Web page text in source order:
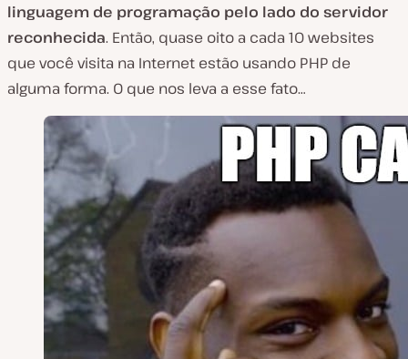
linguagem de programação pelo lado do servidor
reconhecida. Então, quase oito a cada 10 websites
que você visita na Internet estão usando PHP de
alguma forma. O que nos leva a esse fato…